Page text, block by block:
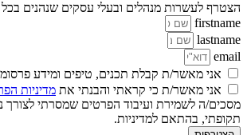
הצטרף לעשרות מנהלים ובעלי עסקים שנהנים בכל
firstname
lastname
email
אני מאשר/ת קבלת תכנים, טיפים ומידע
אני מאשר/ת כי קראתי והבנתי את מדיניות
מסכים/ה לשמירת ועיבוד הפרטים שמסרתי לצורך
תקופתי, בהתאם למדיניות.